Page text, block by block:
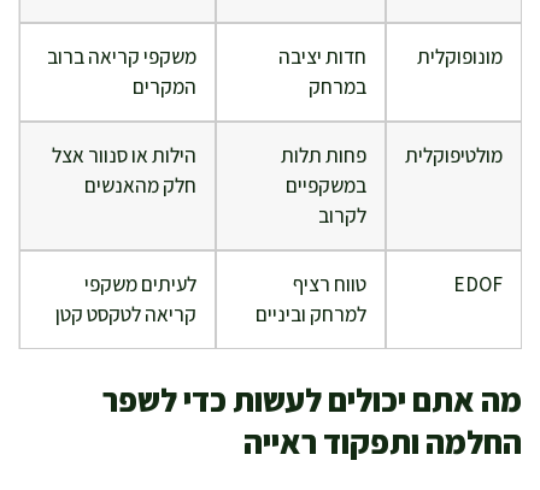
מונופוקלית
חדות יציבה
במרחק
משקפי קריאה ברוב
המקרים
מולטיפוקלית
פחות תלות
במשקפיים
לקרוב
הילות או סנוור אצל
חלק מהאנשים
EDOF
טווח רציף
למרחק וביניים
לעיתים משקפי
קריאה לטקסט קטן
מה אתם יכולים לעשות כדי לשפר
החלמה ותפקוד ראייה